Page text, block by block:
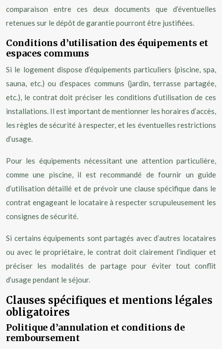
comparaison entre ces deux documents que d’éventuelles
retenues sur le dépôt de garantie pourront être justifiées.
Conditions d’utilisation des équipements et
espaces communs
Si le logement dispose d’équipements particuliers (piscine, spa,
sauna, etc.) ou d’espaces communs (jardin, terrasse partagée,
etc.), le contrat doit préciser les conditions d’utilisation de ces
installations. Il est important de mentionner les horaires d’accès,
les règles de sécurité à respecter, et les éventuelles restrictions
d’usage.
Pour les équipements nécessitant une attention particulière,
comme une piscine, il est recommandé de fournir un guide
d’utilisation détaillé et de prévoir une clause spécifique dans le
contrat engageant le locataire à respecter scrupuleusement les
consignes de sécurité.
Si certains équipements sont partagés avec d’autres locataires
ou avec le propriétaire, le contrat doit clairement l’indiquer et
préciser les modalités de partage pour éviter tout conflit
d’usage pendant le séjour.
Clauses spécifiques et mentions légales
obligatoires
Politique d’annulation et conditions de
remboursement